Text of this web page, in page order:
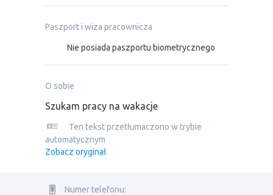
Paszport i wiza pracownicza
Nie posiada paszportu biometrycznego
O sobie
Szukam pracy na wakacje
Ten tekst przetłumaczono w trybie
automatycznym
Zobacz oryginał
Numer telefonu: